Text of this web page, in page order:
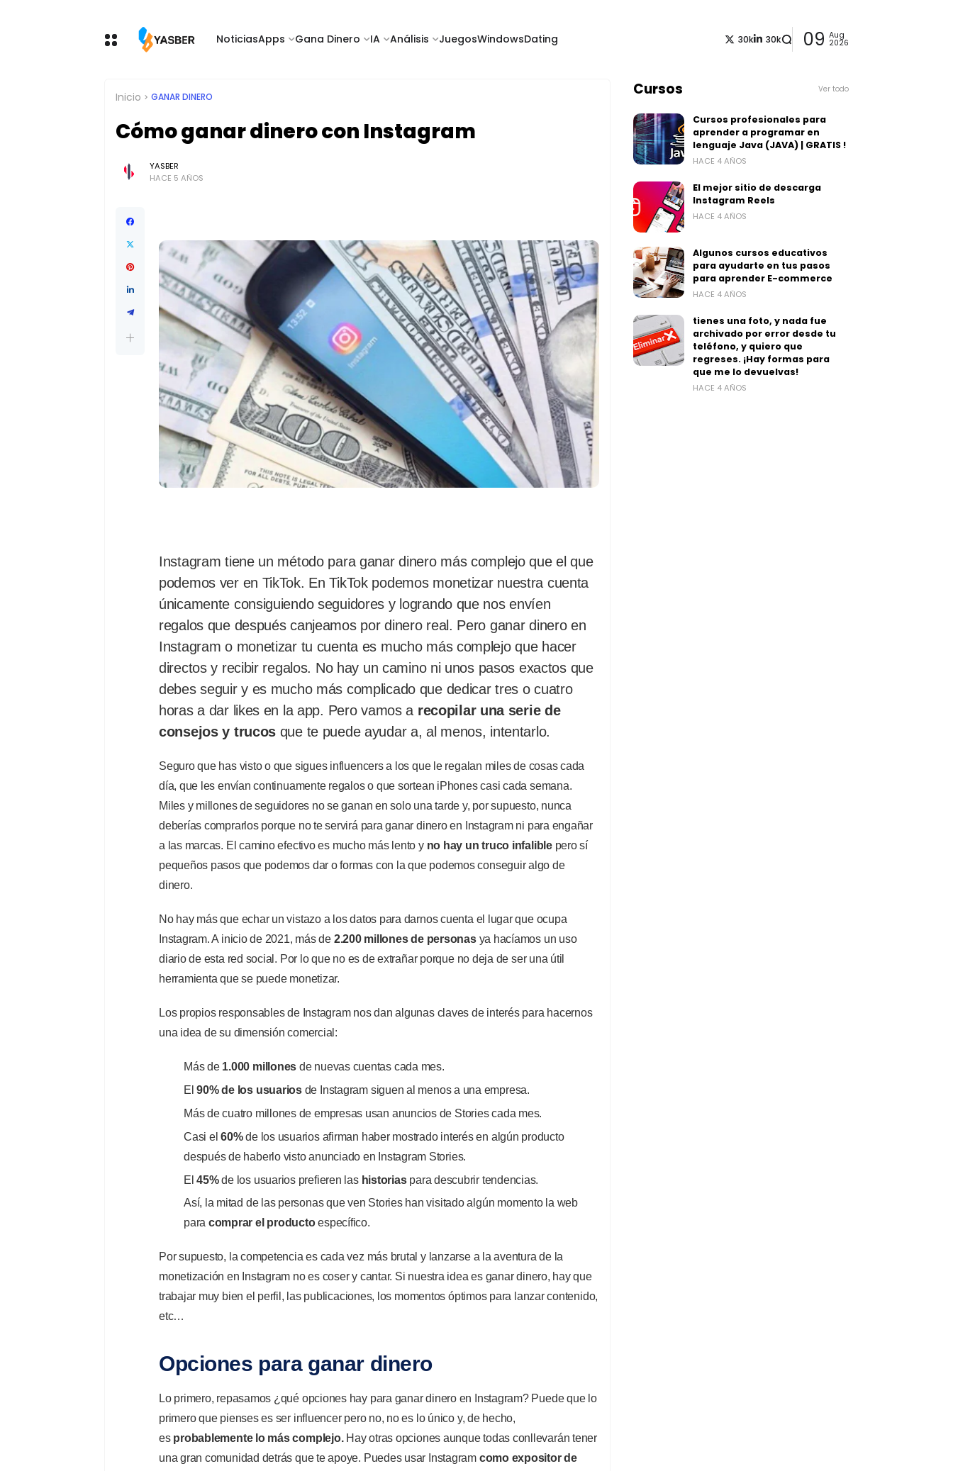
NoticiasApps Gana Dinero IA Análisis JuegosWindowsDating 30k 30k 09 Aug
2026
Inicio GANAR DINERO
Cómo ganar dinero con Instagram
YASBER
HACE 5 AÑOS
Instagram tiene un método para ganar dinero más complejo que el que
podemos ver en TikTok. En TikTok podemos monetizar nuestra cuenta
únicamente consiguiendo seguidores y logrando que nos envíen
regalos que después canjeamos por dinero real. Pero ganar dinero en
Instagram o monetizar tu cuenta es mucho más complejo que hacer
directos y recibir regalos. No hay un camino ni unos pasos exactos que
debes seguir y es mucho más complicado que dedicar tres o cuatro
horas a dar likes en la app. Pero vamos a recopilar una serie de
consejos y trucos que te puede ayudar a, al menos, intentarlo.
Seguro que has visto o que sigues influencers a los que le regalan miles de cosas cada
día, que les envían continuamente regalos o que sortean iPhones casi cada semana.
Miles y millones de seguidores no se ganan en solo una tarde y, por supuesto, nunca
deberías comprarlos porque no te servirá para ganar dinero en Instagram ni para engañar
a las marcas. El camino efectivo es mucho más lento yno hay un truco infaliblepero sí
pequeños pasos que podemos dar o formas con la que podemos conseguir algo de
dinero.
No hay más que echar un vistazo a los datos para darnos cuenta el lugar que ocupa
Instagram. A inicio de 2021, más de 2.200 millones de personasya hacíamos un uso
diario de esta red social. Por lo que no es de extrañar porque no deja de ser una útil
herramienta que se puede monetizar.
Los propios responsables de Instagram nos dan algunas claves de interés para hacernos
una idea de su dimensión comercial:
Más de 1.000 millones de nuevas cuentas cada mes.
El90% de los usuariosde Instagram siguen al menos a una empresa.
Más de cuatro millones de empresas usan anuncios de Stories cada mes.
Casi el60%de los usuarios afirman haber mostrado interés en algún producto
después de haberlo visto anunciado en Instagram Stories.
El45%de los usuarios prefieren las historiaspara descubrir tendencias.
Así, la mitad de las personas que ven Stories han visitado algún momento la web
para comprar el productoespecífico.
Por supuesto, la competencia es cada vez más brutal y lanzarse a la aventura de la
monetización en Instagram no es coser y cantar. Si nuestra idea es ganar dinero, hay que
trabajar muy bien el perfil, las publicaciones, los momentos óptimos para lanzar contenido,
etc…
Opciones para ganar dinero
Lo primero, repasamos ¿qué opciones hay para ganar dinero en Instagram? Puede que lo
primero que pienses es ser influencer pero no, no es lo único y, de hecho,
esprobablemente lo más complejo.Hay otras opciones aunque todas conllevarán tener
una gran comunidad detrás que te apoye. Puedes usar Instagram como expositor de
Cursos Ver todo
Cursos profesionales para
aprender a programar en
lenguaje Java (JAVA) | GRATIS !
HACE 4 AÑOS
El mejor sitio de descarga
Instagram Reels
HACE 4 AÑOS
Algunos cursos educativos
para ayudarte en tus pasos
para aprender E-commerce
HACE 4 AÑOS
tienes una foto, y nada fue
archivado por error desde tu
teléfono, y quiero que
regreses. ¡Hay formas para
que me lo devuelvas!
HACE 4 AÑOS